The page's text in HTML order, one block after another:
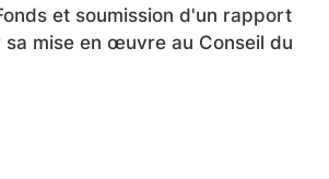
et soumission d'un rapport
mise en œuvre au Conseil du